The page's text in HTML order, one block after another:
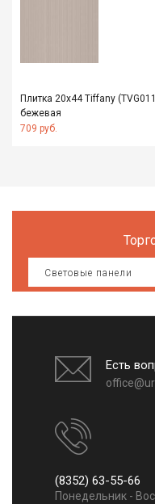
Плитка 20х44 Tiffany
бежевая
709 руб.
Есть
(8352) 63-55-66
Понедельник -